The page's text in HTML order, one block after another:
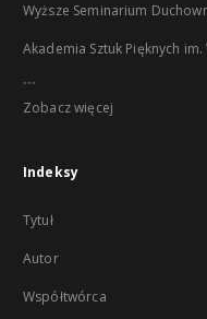
Wyższe Seminarium
Akademia Sztuk Pięknych
...
Zobacz więcej
Indeksy
Tytuł
Autor
Współtwórca